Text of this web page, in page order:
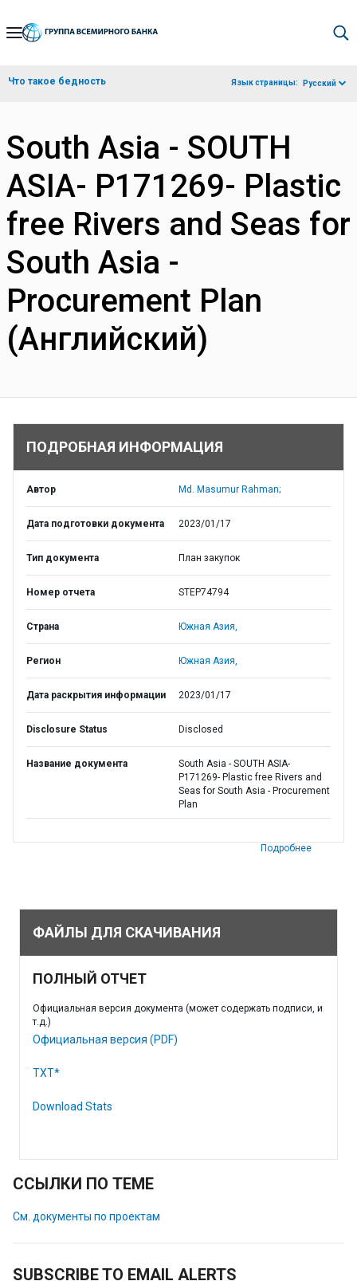
Skip
Navigation
Что такое бедность Язык страницы: Русский
South Asia - SOUTH
ASIA- P171269- Plastic
free Rivers and Seas for
South Asia -
Procurement Plan
(Английский)
ПОДРОБНАЯ ИНФОРМАЦИЯ
Автор Md. Masumur Rahman;
Дата подготовки документа 2023/01/17
Тип документа План закупок
Номер отчета STEP74794
Страна Южная Азия,
Регион Южная Азия,
Дата раскрытия информации 2023/01/17
Disclosure Status Disclosed
Название документа
South Asia - SOUTH ASIA-
P171269- Plastic free Rivers and
Seas for South Asia - Procurement
Plan
Подробнее
ФАЙЛЫ ДЛЯ СКАЧИВАНИЯ
ПОЛНЫЙ ОТЧЕТ
Официальная версия документа (может содержать подписи, и
т.д.)
Официальная версия (PDF)
TXT*
Download Stats
ССЫЛКИ ПО ТЕМЕ
См. документы по проектам
SUBSCRIBE TO EMAIL ALERTS